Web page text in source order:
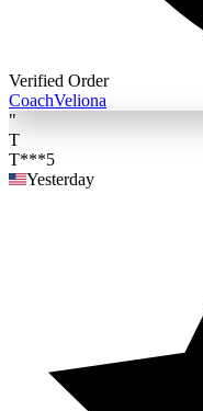
Verified Order
CoachVeliona
"
T
T***5
Yesterday